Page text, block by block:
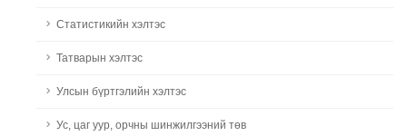
Статистикийн хэлтэс
Татварын хэлтэс
Улсын бүртгэлийн хэлтэс
Ус, цаг уур, орчны шинжилгээний төв